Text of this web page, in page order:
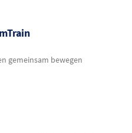
gemeinsam bewegen